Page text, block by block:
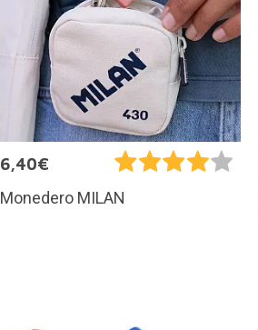
6,40€
Monedero MILAN